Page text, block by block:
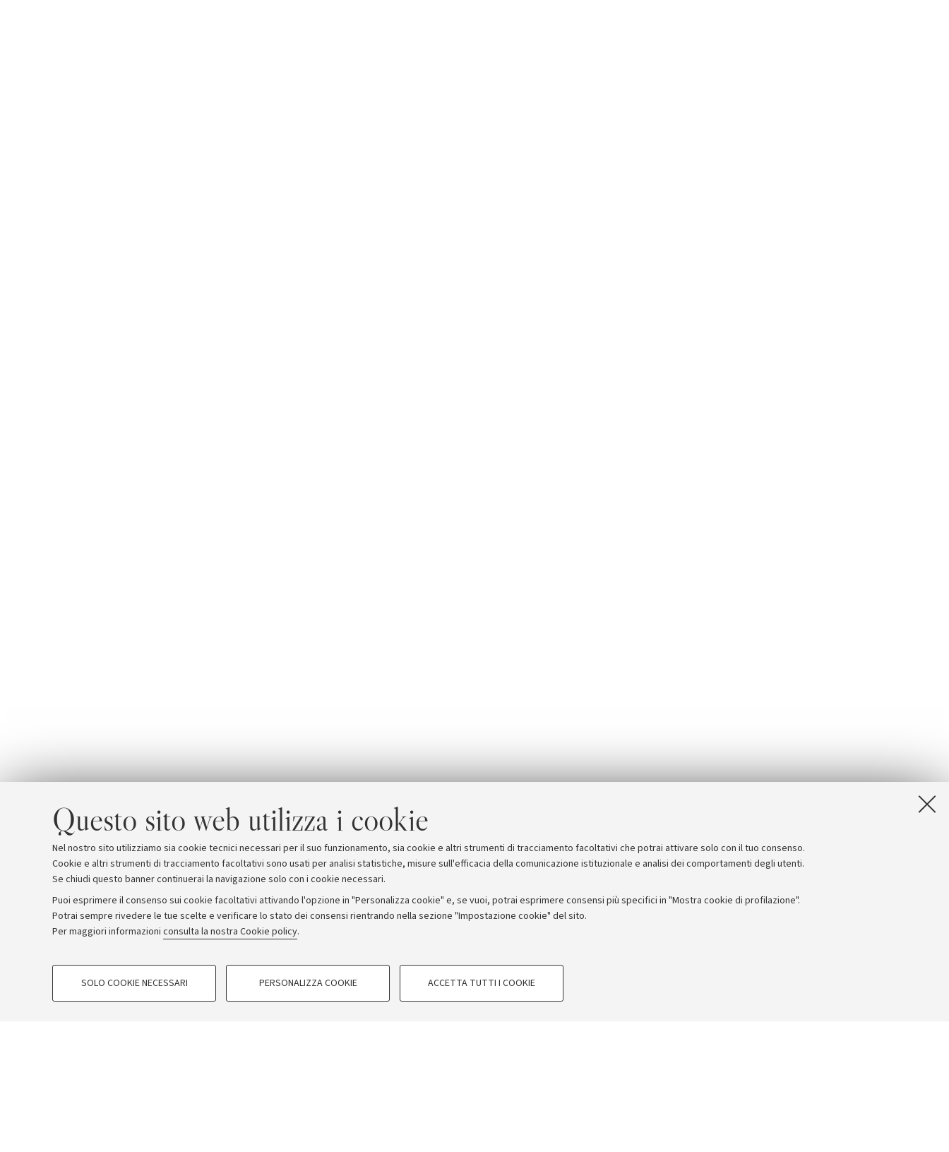
Questo sito web utilizza i cookie
Nel nostro sito utilizziamo sia cookie tecnici necessari per il suo funzionamento, sia cookie e altri strumenti di tracciamento facoltativi che potrai attivare solo con il tuo consenso.
Cookie e altri strumenti di tracciamento facoltativi sono usati per analisi statistiche, misure sull'efficacia della comunicazione istituzionale e analisi dei comportamenti degli utenti.
Se chiudi questo banner continuerai la navigazione solo con i cookie necessari.
Puoi esprimere il consenso sui cookie facoltativi attivando l'opzione in "Personalizza cookie" e, se vuoi, potrai esprimere consensi più specifici in "Mostra cookie di profilazione".
Potrai sempre rivedere le tue scelte e verificare lo stato dei consensi rientrando nella sezione "Impostazione cookie" del sito.
Per maggiori informazioni consulta la nostra Cookie policy.
COOKIE DI PROFILAZIONE - FACOLTATIVI COOKIE TECNICI - NECESSARI
SOLO COOKIE NECESSARI PERSONALIZZA COOKIE ACCETTA TUTTI I COOKIE